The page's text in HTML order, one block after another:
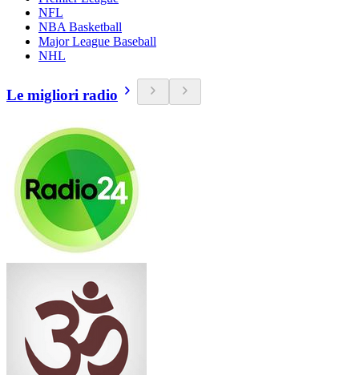
NFL
NBA Basketball
Major League Baseball
NHL
Le migliori radio